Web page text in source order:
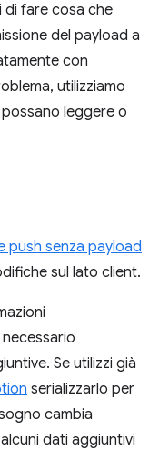
di fare cosa che
del payload a
con
utilizziamo
leggere o
push senza payload
sul lato client.
Se utilizzi già
serializzarlo per
cambia
dati aggiuntivi